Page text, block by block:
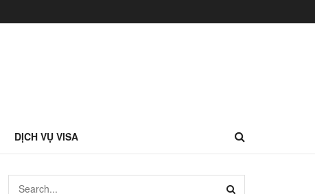
DỊCH VỤ VISA